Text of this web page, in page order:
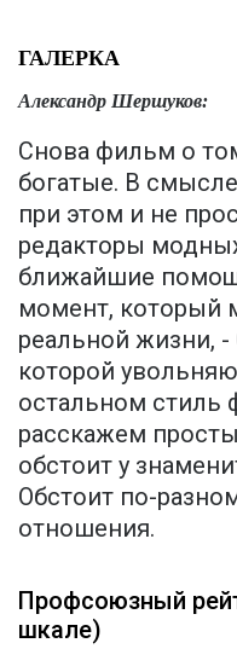
ГАЛЕРКА
Александр Шершуков:
Снова фильм о
богатые. В
при этом и не
редакторы
ближайшие
момент, который
реальной жизни,
которой
остальном стиль
расскажем
обстоит у
Обстоит по-
отношения.
Профсоюзный
шкале)